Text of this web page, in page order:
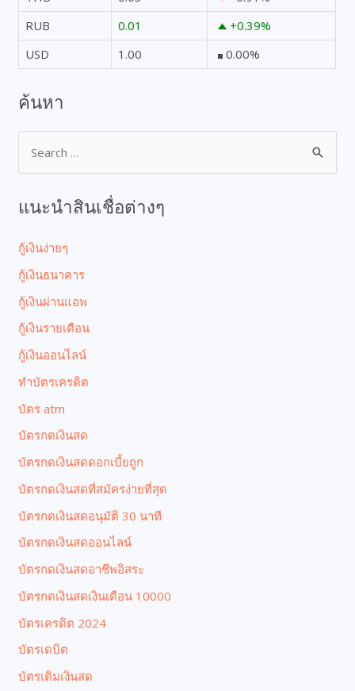
RUB
0.01 +0.39%
USD
1.00 0.00%
ค้นหา
แนะนำสินเชื่อต่างๆ
กู้เงินง่ายๆ
กู้เงินธนาคาร
กู้เงินผ่านแอพ
กู้เงินรายเดือน
กู้เงินออนไลน์
ทำบัตรเครดิต
บัตร atm
บัตรกดเงินสด
บัตรกดเงินสดดอกเบี้ยถูก
บัตรกดเงินสดที่สมัครง่ายที่สุด
บัตรกดเงินสดอนุมัติ 30 นาที
บัตรกดเงินสดออนไลน์
บัตรกดเงินสดอาชีพอิสระ
บัตรกดเงินสดเงินเดือน 10000
บัตรเครดิต 2024
บัตรเดบิต
บัตรเติมเงินสด